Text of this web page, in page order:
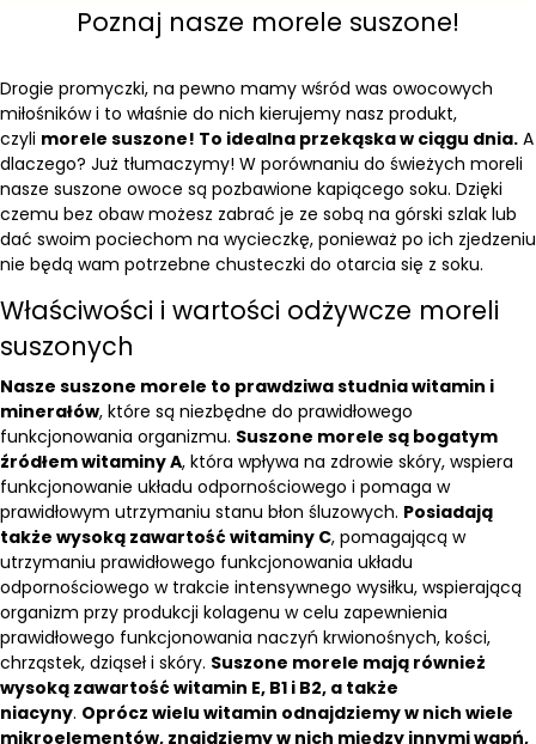
Poznaj nasze morele suszone!
Drogie promyczki, na pewno mamy wśród was owocowych
miłośników i to właśnie do nich kierujemy nasz produkt,
czyli morele suszone! To idealna przekąska w ciągu dnia. A
dlaczego? Już tłumaczymy! W porównaniu do świeżych moreli
nasze suszone owoce są pozbawione kapiącego soku. Dzięki
czemu bez obaw możesz zabrać je ze sobą na górski szlak lub
dać swoim pociechom na wycieczkę, ponieważ po ich zjedzeniu
nie będą wam potrzebne chusteczki do otarcia się z soku.
Właściwości i wartości odżywcze moreli
suszonych
Nasze suszone morele to prawdziwa studnia witamin i
minerałów, które są niezbędne do prawidłowego
funkcjonowania organizmu. Suszone morele są bogatym
źródłem witaminy A, która wpływa na zdrowie skóry, wspiera
funkcjonowanie układu odpornościowego i pomaga w
prawidłowym utrzymaniu stanu błon śluzowych. Posiadają
także wysoką zawartość witaminy C, pomagającą w
utrzymaniu prawidłowego funkcjonowania układu
odpornościowego w trakcie intensywnego wysiłku, wspierającą
organizm przy produkcji kolagenu w celu zapewnienia
prawidłowego funkcjonowania naczyń krwionośnych, kości,
chrząstek, dziąseł i skóry. Suszone morele mają również
wysoką zawartość witamin E, B1 i B2, a także
niacyny. Oprócz wielu witamin odnajdziemy w nich wiele
mikroelementów, znajdziemy w nich między innymi wapń,